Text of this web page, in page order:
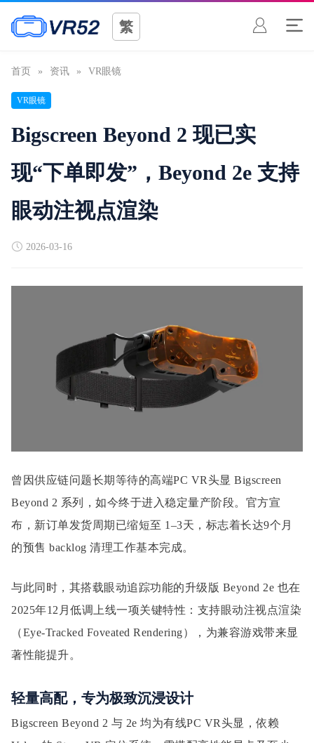
繁
首页 » 资讯 » VR眼镜
VR眼镜
Bigscreen Beyond 2 现已实
现“下单即发”，Beyond 2e 支持
眼动注视点渲染
2026-03-16
曾因供应链问题长期等待的高端PC VR头显 Bigscreen
Beyond 2 系列，如今终于进入稳定量产阶段。官方宣
布，新订单发货周期已缩短至 1–3天，标志着长达9个月
的预售 backlog 清理工作基本完成。
与此同时，其搭载眼动追踪功能的升级版 Beyond 2e 也在
2025年12月低调上线一项关键特性：支持眼动注视点渲染
（Eye-Tracked Foveated Rendering），为兼容游戏带来显
著性能提升。
轻量高配，专为极致沉浸设计
Bigscreen Beyond 2 与 2e 均为有线PC VR头显，依赖